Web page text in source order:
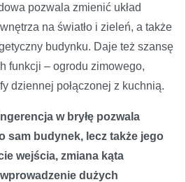
pozwala zmienić układ
na światło i zieleń, a także
budynku. Daje też szansę
funkcji – ogrodu zimowego,
dziennej połączonej z kuchnią.
w bryłę pozwala
sam budynek, lecz także jego
wejścia, zmiana kąta
dużych